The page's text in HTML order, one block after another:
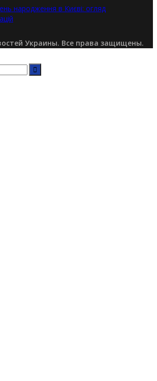
народження в Києві: огляд
Украины. Все права защищены.